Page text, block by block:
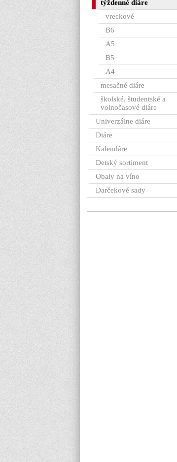
týždenné diáre
vreckové
B6
A5
B5
A4
mesačné diáre
školské, študentské a
volnočasové diáre
Univerzálne diáre
Diáre
Kalendáre
Detský sortiment
Obaly na víno
Darčekové sady